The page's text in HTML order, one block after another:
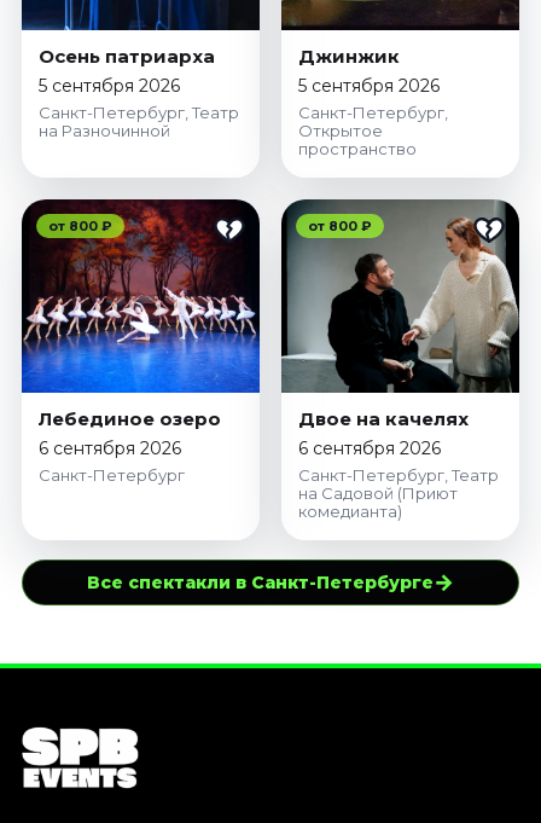
Осень патриарха
5 сентября 2026
Санкт-Петербург, Театр
на Разночинной
Джинжик
5 сентября 2026
Санкт-Петербург,
Открытое
пространство
от 800 ₽
Лебединое озеро
6 сентября 2026
Санкт-Петербург
от 800 ₽
Двое на качелях
6 сентября 2026
Санкт-Петербург, Театр
на Садовой (Приют
комедианта)
Все спектакли в Санкт-Петербурге→